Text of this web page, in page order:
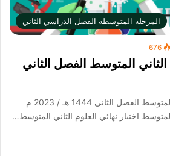
المرحلة المتوسطة الفصل الدراسي الثاني
676
الثاني المتوسط الفصل الثاني
اختبار نهائي العلوم الثاني المتوسط الفصل الثاني 1444 هـ / 2023 م
المتوسط​ اختبار نهائي العلوم الثاني المتوسط…